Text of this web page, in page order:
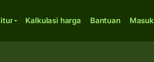
Kalkulasi harga Bantuan Masuk